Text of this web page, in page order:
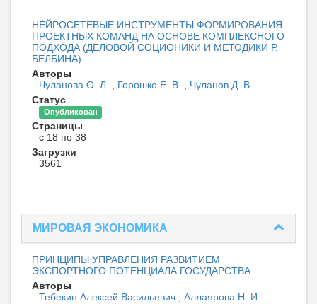
НЕЙРОСЕТЕВЫЕ ИНСТРУМЕНТЫ ФОРМИРОВАНИЯ
ПРОЕКТНЫХ КОМАНД НА ОСНОВЕ КОМПЛЕКСНОГО
ПОДХОДА (ДЕЛОВОЙ СОЦИОНИКИ И МЕТОДИКИ Р.
БЕЛБИНА)
Авторы
Чуланова О. Л. , Горошко Е. В. , Чуланов Д. В.
Статус
Опубликован
Страницы
с 18 по 38
Загрузки
3561
МИРОВАЯ ЭКОНОМИКА
ПРИНЦИПЫ УПРАВЛЕНИЯ РАЗВИТИЕМ
ЭКСПОРТНОГО ПОТЕНЦИАЛА ГОСУДАРСТВА
Авторы
Тебекин Алексей Васильевич , Аллаярова Н. И.